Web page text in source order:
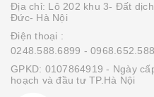
Địa chỉ: Lô 202 khu 3- Đất
Đức- Hà Nội
Điện thoại :
0248.588.6899 - 0968.652.588
GPKD: 0107864919 - Ngày
hoạch và đầu tư TP.Hà Nội